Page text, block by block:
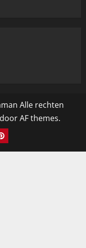
Alle rechten
door AF themes.